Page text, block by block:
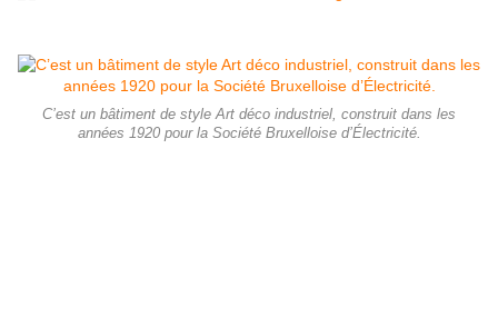
C’est un bâtiment de style Art déco industriel, construit dans les
années 1920 pour la Société Bruxelloise d’Électricité.